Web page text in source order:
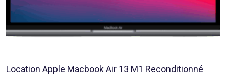
Location Apple Macbook Air 13 M1 Reconditionné